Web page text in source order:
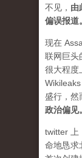
不见， 由
偏误报道。
现在
联网巨头
很大程度
盛行，然
政治偏见。
twitter 上
命地恳求